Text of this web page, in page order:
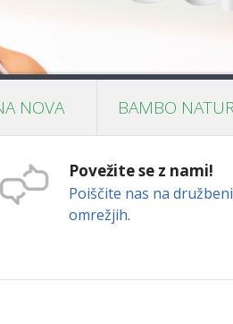
Povežite se z nami!
Poiščite nas na družbenih
omrežjih